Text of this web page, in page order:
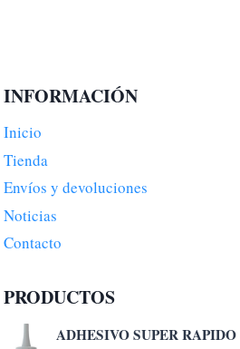
INFORMACIÓN
Inicio
Tienda
Envíos y devoluciones
Noticias
Contacto
PRODUCTOS
ADHESIVO SUPER RAPIDO